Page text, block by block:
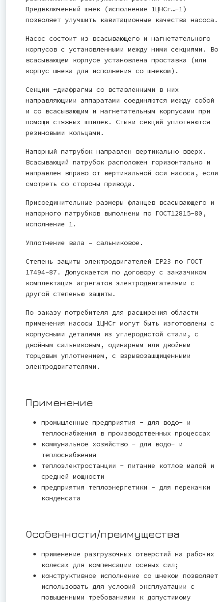
Предвключенный шнек (исполнение 1ЦНСг…-1)
позволяет улучшить кавитационные качества насоса.
Насос состоит из всасывающего и нагнетательного
корпусов с установленными между ними секциями. Во
всасывающем корпусе установлена проставка (или
корпус шнека для исполнения со шнеком).
Секции -диафрагмы со вставленными в них
направляющими аппаратами соединяются между собой
и со всасывающим и нагнетательным корпусами при
помощи стяжных шпилек. Стыки секций уплотняются
резиновыми кольцами.
Напорный патрубок направлен вертикально вверх.
Всасывающий патрубок расположен горизонтально и
направлен вправо от вертикальной оси насоса, если
смотреть со стороны привода.
Присоединительные размеры фланцев всасывающего и
напорного патрубков выполнены по ГОСТ12815-80,
исполнение 1.
Уплотнение вала – сальниковое.
Степень защиты электродвигателей IP23 по ГОСТ
17494-87. Допускается по договору с заказчиком
комплектация агрегатов электродвигателями с
другой степенью защиты.
По заказу потребителя для расширения области
применения насосы 1ЦНСг могут быть изготовлены с
корпусными деталями из углеродистой стали, с
двойным сальниковым, одинарным или двойным
торцовым уплотнением, с взрывозашщищенными
электродвигателями.
Применение
промышленные предприятия - для водо- и
теплоснабжения в производственных процессах
коммунальное хозяйство - для водо- и
теплоснабжения
теплоэлектростанции - питание котлов малой и
средней мощности
предприятия теплоэнергетики - для перекачки
конденсата
Особенности/преимущества
применение разгрузочных отверстий на рабочих
колесах для компенсации осевых сил;
конструктивное исполнение со шнеком позволяет
использовать для условий эксплуатации с
повышенными требованиями к допустимому